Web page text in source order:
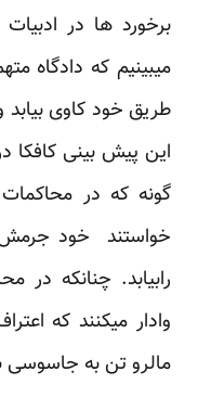
برخورد ها در
میبینیم که‌ دادگاه
طریق خود کاوی بیابد
این پیش بینی کافکا
گونه‌ که‌ در
خواستند ‌ خود جرمش
رابیابد. چنانکه‌ در
وادار میکنند که‌
مالرو تن به‌ جاسوسی